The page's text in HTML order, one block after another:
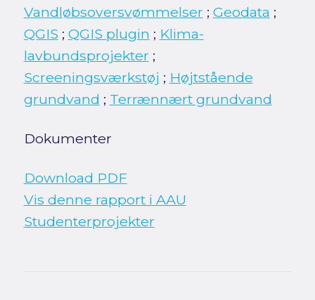
Vandløbsoversvømmelser ; Geodata ;
QGIS ; QGIS plugin ; Klima-
lavbundsprojekter ;
Screeningsværkstøj ; Højtstående
grundvand ; Terrænnært grundvand
Dokumenter
Download PDF
Vis denne rapport i AAU
Studenterprojekter